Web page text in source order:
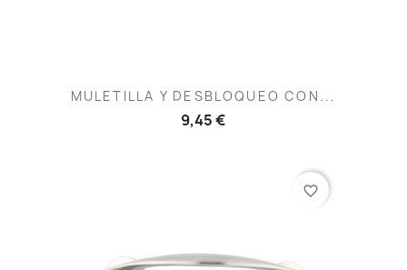
MULETILLA Y DESBLOQUEO CON...
9,45 €
favorite_border